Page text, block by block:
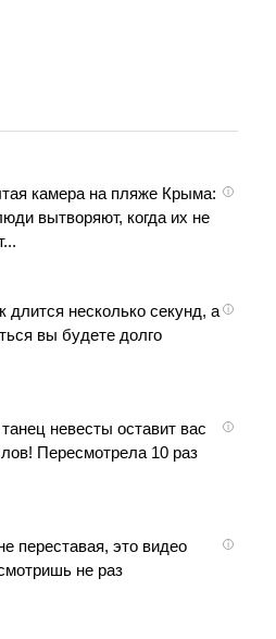
i
камера на пляже Крыма:
вытворяют, когда их не
i
длится несколько секунд, а
вы будете долго
i
невесты оставит вас
Пересмотрела 10 раз
i
переставая, это видео
не раз